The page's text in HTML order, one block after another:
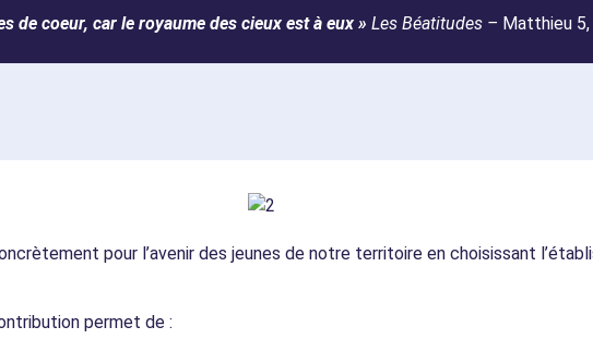
de coeur, car le royaume des cieux est à eux » Les Béatitudes – Matthieu
pour l’avenir des jeunes de notre territoire en choisissant
permet de :